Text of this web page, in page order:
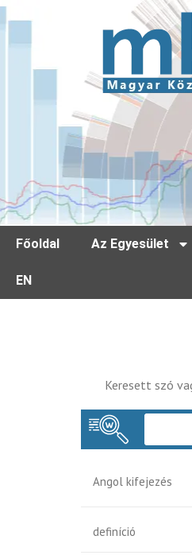
Főoldal Az Egyesület
EN
Keresett szó
Angol kifejezés
definíció